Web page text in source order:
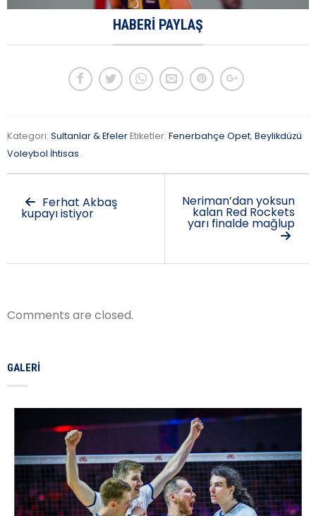
HABERI PAYLAŞ
Kategori: Sultanlar & EfelerEtiketler: Fenerbahçe Opet, Beylikdüzü
Voleybol İhtisas.
Ferhat Akbaş
kupayı istiyor
Neriman’dan yoksun
kalan Red Rockets
yarı finalde mağlup
Comments are closed.
GALERI